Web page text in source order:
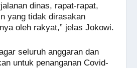
dinas, rapat-rapat,
yang tidak dirasakan
oleh rakyat,” jelas Jokowi.
seluruh anggaran dan
untuk penanganan Covid-